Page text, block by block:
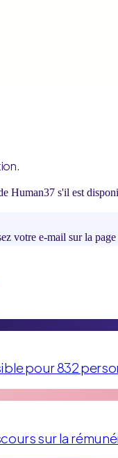
Human37 s'il est
votre e-mail sur la
pour 832
sur la